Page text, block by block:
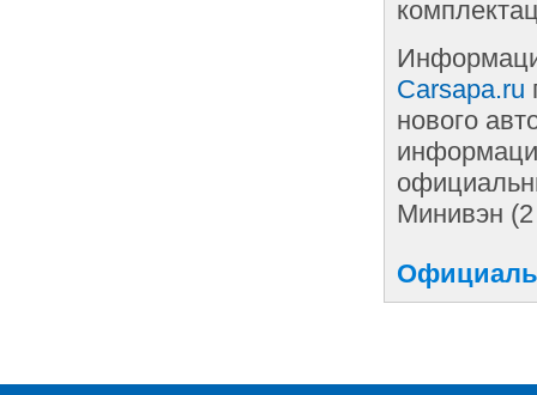
Carsapa.ru
нового
Минивэн